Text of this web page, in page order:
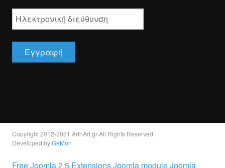
Copyright 2012-2021 ArtnArt.gr All Rights Reserved
Developed byGeMon
Free Joomla 2.5 Extensions Joomla module Joomla